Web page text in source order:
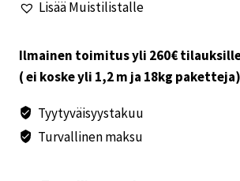
määräLisää Muistilistalle
Ilmainen toimitus yli 260€
( ei koske yli 1,2 m ja 18kg paketteja)
Tyytyväisyystakuu
Turvallinen maksu